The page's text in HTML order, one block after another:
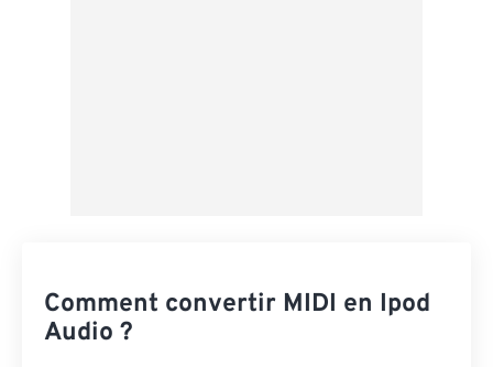
Comment convertir MIDI en Ipod
Audio ?